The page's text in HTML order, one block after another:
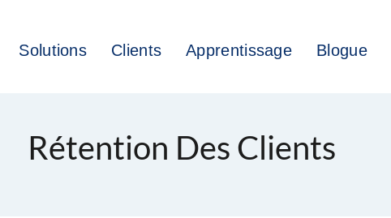
Solutions Clients Apprentissage Blogue
Rétention Des Clients